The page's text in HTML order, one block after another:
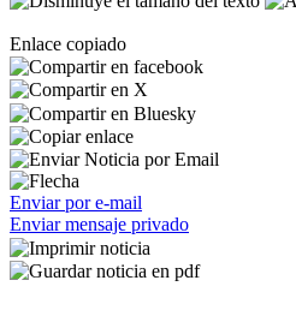
Enlace copiado
Enviar por e-mail
Enviar mensaje privado